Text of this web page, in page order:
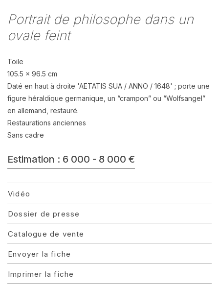
Portrait de philosophe dans un
ovale feint
Toile
105.5 x 96.5 cm
Daté en haut à droite 'AETATIS SUA / ANNO / 1648' ; porte une
figure héraldique germanique, un “crampon” ou “Wolfsangel”
en allemand, restauré.
Restaurations anciennes
Sans cadre
Estimation : 6 000 - 8 000 €
Vidéo
Dossier de presse
Catalogue de vente
Envoyer la fiche
Imprimer la fiche